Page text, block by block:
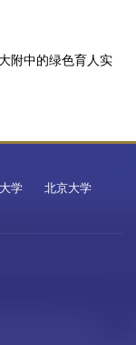
附中的绿色育人实
学
北京大学